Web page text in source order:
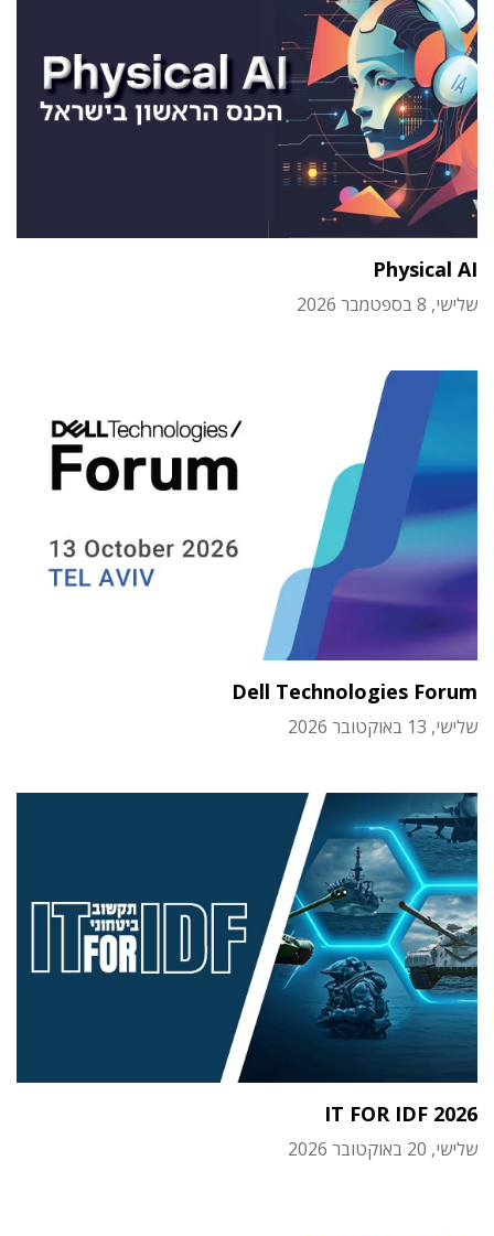
Physical AI
שלישי, 8 בספטמבר 2026
Dell Technologies Forum
שלישי, 13 באוקטובר 2026
IT FOR IDF 2026
שלישי, 20 באוקטובר 2026